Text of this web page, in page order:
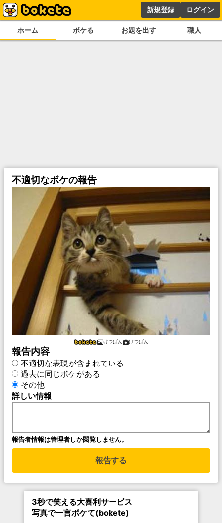
新規登録 ログイン
ホーム ボケる お題を出す 職人
不適切なボケの報告
けつばん けつばん
報告内容
不適切な表現が含まれている
過去に同じボケがある
その他
詳しい情報
報告者情報は管理者しか閲覧しません。
報告する
3秒で笑える大喜利サービス
写真で一言ボケて(bokete)